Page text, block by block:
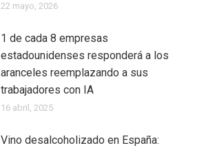
22 mayo, 2026
1 de cada 8 empresas
estadounidenses responderá a los
aranceles reemplazando a sus
trabajadores con IA
16 abril, 2025
Vino desalcoholizado en España: